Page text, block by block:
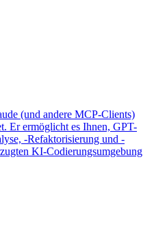
(und andere MCP-Clients)
Er ermöglicht es Ihnen, GPT-
-Refaktorisierung und -
KI-Codierungsumgebung